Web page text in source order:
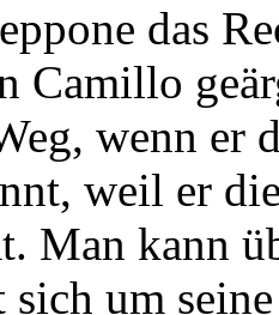
das
Camillo
wenn er
weil er
Man kann
sich um